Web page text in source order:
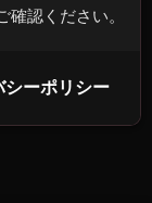
確認ください。
シーポリシー